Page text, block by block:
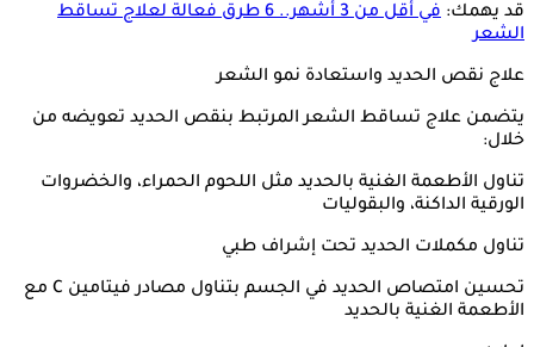
قد يهمك:
في أقل من 3 أشهر.. 6 طرق فعالة لعلاج تساقط
الشعر
علاج نقص الحديد واستعادة نمو الشعر
يتضمن علاج تساقط الشعر المرتبط بنقص الحديد تعويضه من
خلال:
تناول الأطعمة الغنية بالحديد مثل اللحوم الحمراء، والخضروات
الورقية الداكنة، والبقوليات
تناول مكملات الحديد تحت إشراف طبي
تحسين امتصاص الحديد في الجسم بتناول مصادر فيتامين C مع
الأطعمة الغنية بالحديد